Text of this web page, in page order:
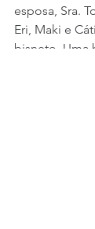
esposa, Sra.
Eri, Maki e
bisneto. Uma